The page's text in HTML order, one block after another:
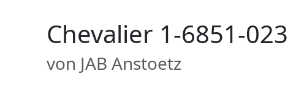
Chevalier 1-6851-023
von JAB Anstoetz